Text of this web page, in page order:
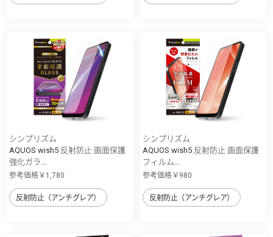
シンプリズム
AQUOS wish5 反射防止 画面保護
強化ガラ...
参考価格￥1,780
反射防止（アンチグレア）
シンプリズム
AQUOS wish5 反射防止 画面保護
フィルム...
参考価格￥980
反射防止（アンチグレア）